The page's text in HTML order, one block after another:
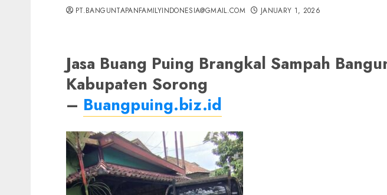
PT.BANGUNTAPANFAMILYINDONESIA@GMAIL.COM JANUARY 1, 2026
Jasa Buang Puing Brangkal Sampah
Kabupaten Sorong
– Buangpuing.biz.id